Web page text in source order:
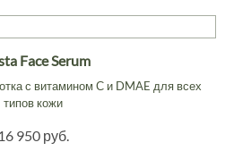
Face Serum
с витамином С и DMAE для всех
типов кожи
16 950 руб.